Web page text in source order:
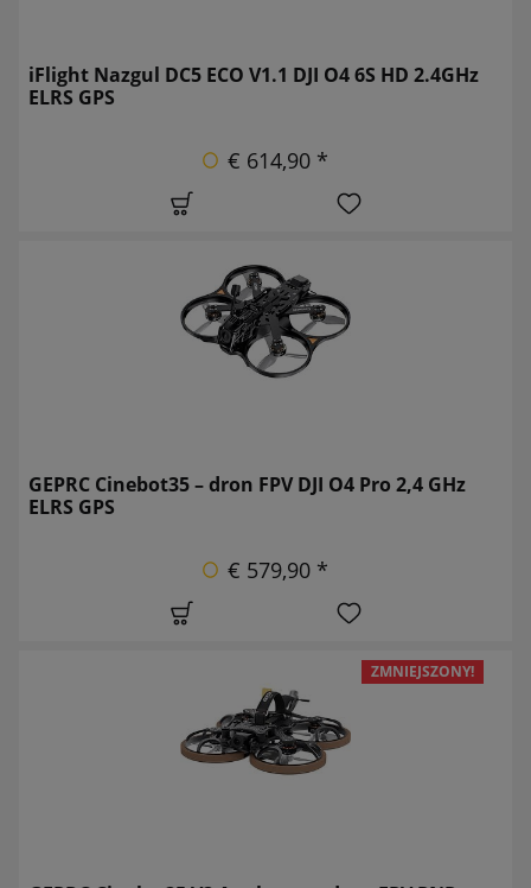
iFlight Nazgul DC5 ECO V1.1 DJI O4 6S HD 2.4GHz
ELRS GPS
€ 614,90 *
GEPRC Cinebot35 – dron FPV DJI O4 Pro 2,4 GHz
ELRS GPS
€ 579,90 *
ZMNIEJSZONY!